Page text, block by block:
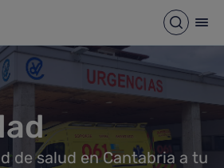
Abrir
de salud en Cantabria a tu